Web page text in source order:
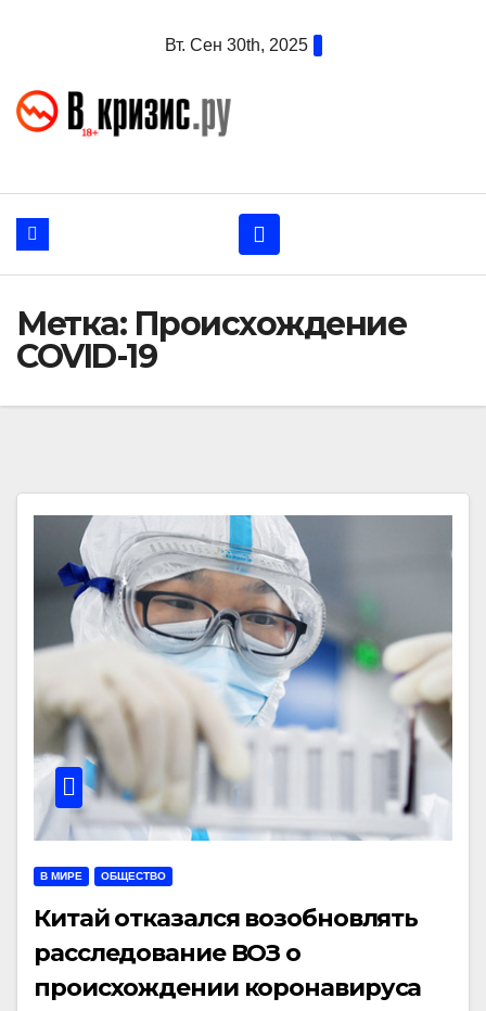
Вт. Сен 30th, 2025
Метка: Происхождение
COVID-19
В МИРЕ ОБЩЕСТВО
Китай отказался возобновлять
расследование ВОЗ о
происхождении коронавируса